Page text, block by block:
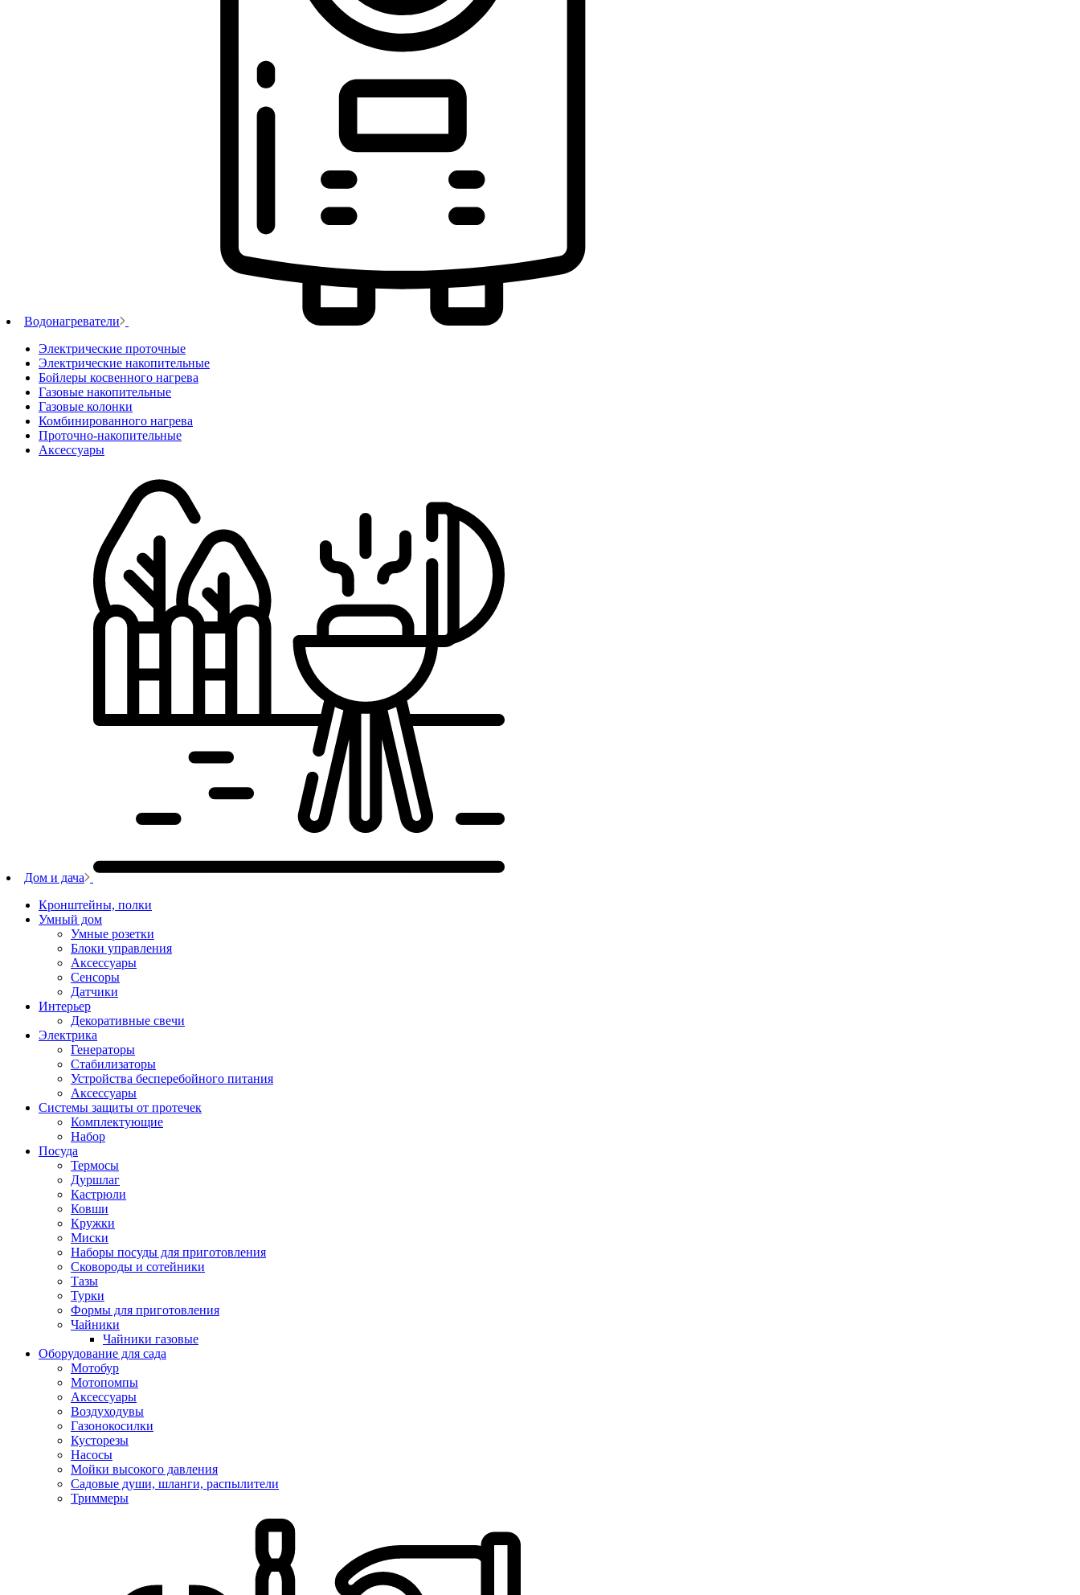
Водонагреватели
Электрические проточные
Электрические накопительные
Бойлеры косвенного нагрева
Газовые накопительные
Газовые колонки
Комбинированного нагрева
Проточно-накопительные
Аксессуары
Дом и дача
Кронштейны, полки
Умный дом
Умные розетки
Блоки управления
Аксессуары
Сенсоры
Датчики
Интерьер
Декоративные свечи
Электрика
Генераторы
Стабилизаторы
Устройства бесперебойного питания
Аксессуары
Системы защиты от протечек
Комплектующие
Набор
Посуда
Термосы
Дуршлаг
Кастрюли
Ковши
Кружки
Миски
Наборы посуды для приготовления
Сковороды и сотейники
Тазы
Турки
Формы для приготовления
Чайники
Чайники газовые
Оборудование для сада
Мотобур
Мотопомпы
Аксессуары
Воздуходувы
Газонокосилки
Кусторезы
Насосы
Мойки высокого давления
Садовые души, шланги, распылители
Триммеры